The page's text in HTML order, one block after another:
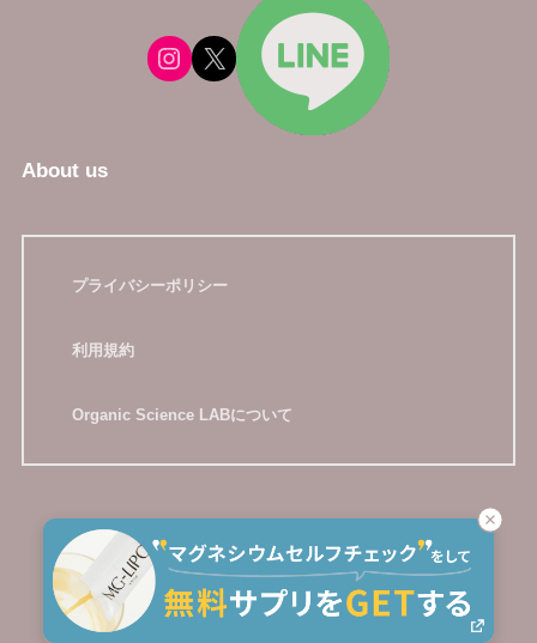
About us
プライバシーポリシー
利用規約
Organic Science LABについて
HOME
© 2026 Organic Science LAB All rights reserved.